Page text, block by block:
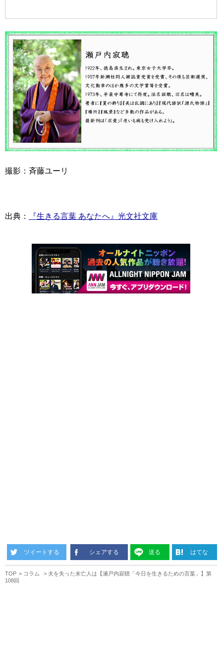
撮影：斉藤ユーリ
出典： 『生きる言葉 あなたへ』光文社文庫
ツイートする シェアする 送る はてな
TOP コラム
夫を失った未亡人は【瀬戸内寂聴「今日を生きるための言葉」】第
108回